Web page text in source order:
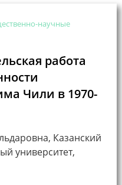
научные
работа
Чили в 1970-
Казанский
университет,